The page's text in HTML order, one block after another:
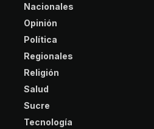
Nacionales
Opinión
Política
Regionales
Religión
Salud
Sucre
Tecnología